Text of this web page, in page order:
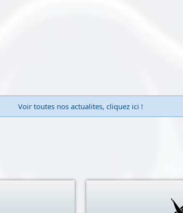
Voir toutes nos actualites, cliquez ici !